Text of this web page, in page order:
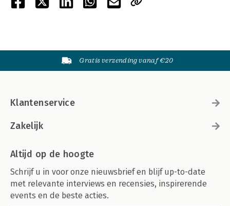
Gratis verzending vanaf €20
Klantenservice
Zakelijk
Altijd op de hoogte
Schrijf u in voor onze nieuwsbrief en blijf up-to-date
met relevante interviews en recensies, inspirerende
events en de beste acties.